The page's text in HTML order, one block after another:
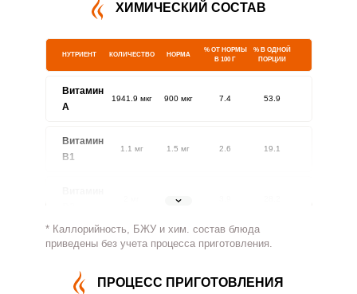
ХИМИЧЕСКИЙ СОСТАВ
НУТРИЕНТ КОЛИЧЕСТВО НОРМА
% ОТ НОРМЫ
В 100 Г
% В ОДНОЙ
ПОРЦИИ
Витамин
A
1941.9 мкг 900 мкг 7.4 53.9
Витамин
В1
1.1 мг 1.5 мг 2.6 19.1
1.8 мг
Витамин
720.4 мг 500 мг 4.9 36
Витамин
* Каллорийность, БЖУ и хим. состав блюда
приведены без учета процесса приготовления.
ПРОЦЕСС ПРИГОТОВЛЕНИЯ